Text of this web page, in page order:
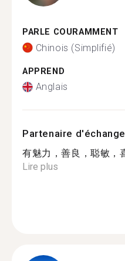
PARLE COURAMMENT
Chinois (Simplifié)
APPREND
Anglais
Partenaire
有魅力，善良，聪敏，
Lire plus